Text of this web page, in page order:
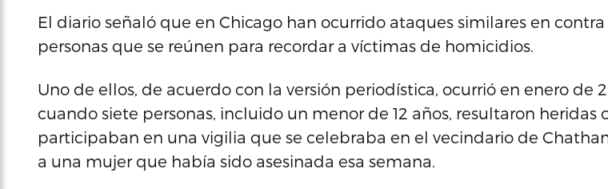
El diario señaló que en Chicago han ocurrido ataques similares en
personas que se reúnen para recordar a víctimas de homicidios.
Uno de ellos, de acuerdo con la versión periodística, ocurrió en enero de
cuando siete personas, incluido un menor de 12 años, resultaron heridas
participaban en una vigilia que se celebraba en el vecindario de
a una mujer que había sido asesinada esa semana.